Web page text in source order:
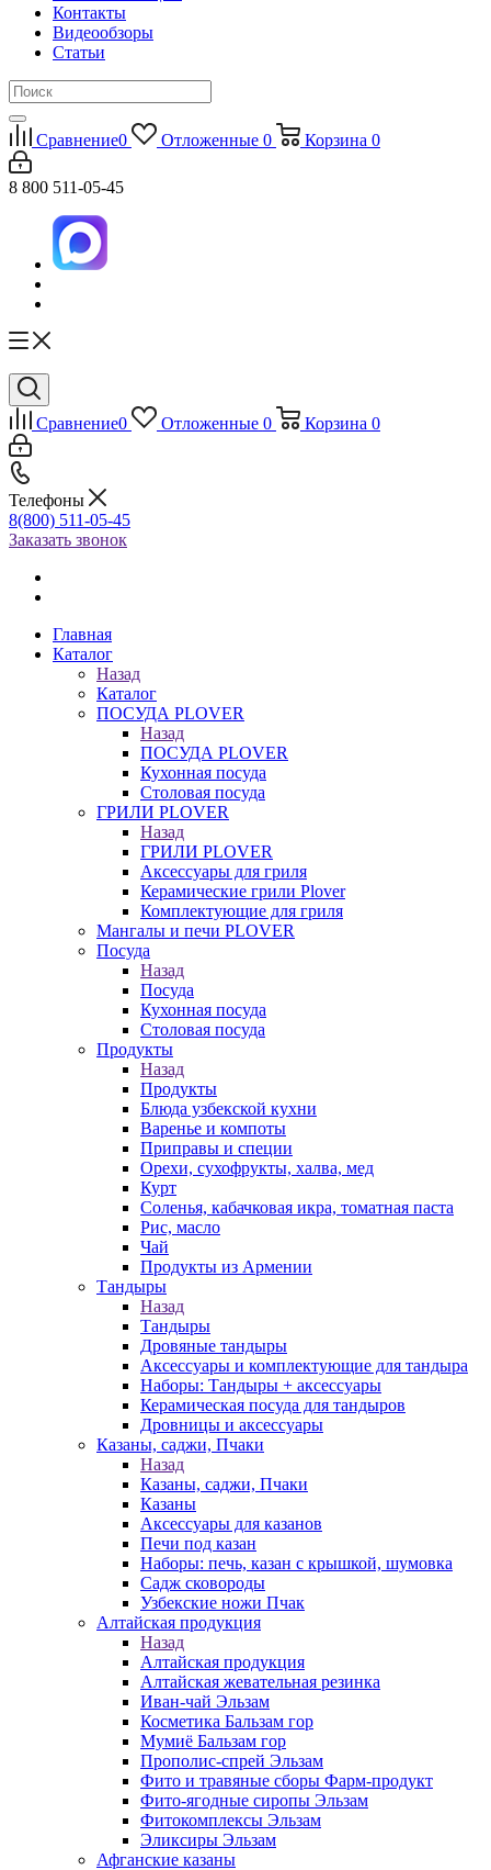
Контакты
Видеообзоры
Статьи
Сравнение0 Отложенные 0 Корзина 0
8 800 511-05-45
Сравнение0 Отложенные 0 Корзина 0
Телефоны
8(800) 511-05-45
Заказать звонок
Главная
Каталог
Назад
Каталог
ПОСУДА PLOVER
Назад
ПОСУДА PLOVER
Кухонная посуда
Столовая посуда
ГРИЛИ PLOVER
Назад
ГРИЛИ PLOVER
Аксессуары для гриля
Керамические грили Plover
Комплектующие для гриля
Мангалы и печи PLOVER
Посуда
Назад
Посуда
Кухонная посуда
Столовая посуда
Продукты
Назад
Продукты
Блюда узбекской кухни
Варенье и компоты
Приправы и специи
Орехи, сухофрукты, халва, мед
Курт
Соленья, кабачковая икра, томатная паста
Рис, масло
Чай
Продукты из Армении
Тандыры
Назад
Тандыры
Дровяные тандыры
Аксессуары и комплектующие для тандыра
Наборы: Тандыры + аксессуары
Керамическая посуда для тандыров
Дровницы и аксессуары
Казаны, саджи, Пчаки
Назад
Казаны, саджи, Пчаки
Казаны
Аксессуары для казанов
Печи под казан
Наборы: печь, казан с крышкой, шумовка
Садж сковороды
Узбекские ножи Пчак
Алтайская продукция
Назад
Алтайская продукция
Алтайская жевательная резинка
Иван-чай Эльзам
Косметика Бальзам гор
Мумиё Бальзам гор
Прополис-спрей Эльзам
Фито и травяные сборы Фарм-продукт
Фито-ягодные сиропы Эльзам
Фитокомплексы Эльзам
Эликсиры Эльзам
Афганские казаны